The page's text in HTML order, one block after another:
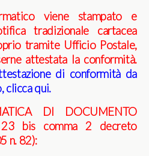
viene stampato e
tradizionale cartacea
tramite Ufficio Postale,
attestata la conformità.
di conformità da
clicca qui.
DI DOCUMENTO
23 bis comma 2 decreto
n. 82):